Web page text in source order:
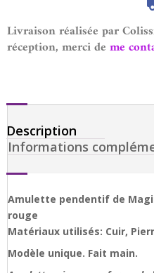
Livraison réalisée par
réception, merci de me
Description
Informations
Amulette pendentif de
rouge
Matériaux utilisés: Cuir,
Modèle unique. Fait main.